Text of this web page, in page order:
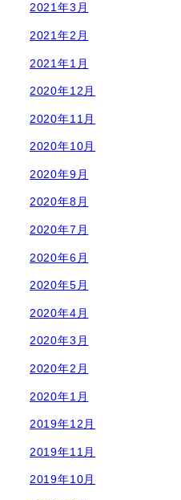
2021年3月
2021年2月
2021年1月
2020年12月
2020年11月
2020年10月
2020年9月
2020年8月
2020年7月
2020年6月
2020年5月
2020年4月
2020年3月
2020年2月
2020年1月
2019年12月
2019年11月
2019年10月